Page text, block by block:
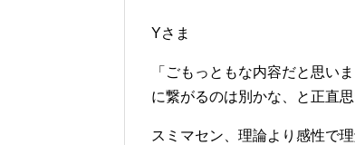
Yさま
「ごもっともな内容だと思い
に繋がるのは別かな、と正直思
スミマセン、理論より感性で